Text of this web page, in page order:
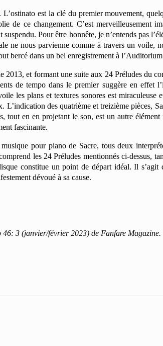
est la clé du premier mouvement,
de ce changement. C’est merveilleusement
Pour être honnête, je n’entends pas
ne nous parvienne comme à travers un voile,
bercé dans un bel enregistrement à
2013, et formant une suite aux 24 Préludes du
de tempo dans le premier suggère en effet
les plans et textures sonores est miraculeuse
L’indication des quatrième et treizième pièces,
tout en en projetant le son, est un autre
fascinante.
pour piano de Sacre, tous deux
les 24 Préludes mentionnés ci-dessus,
constitue un point de départ idéal. Il s’agit
dévoué à sa cause.
3 (janvier/février 2023) de Fanfare Magazine.